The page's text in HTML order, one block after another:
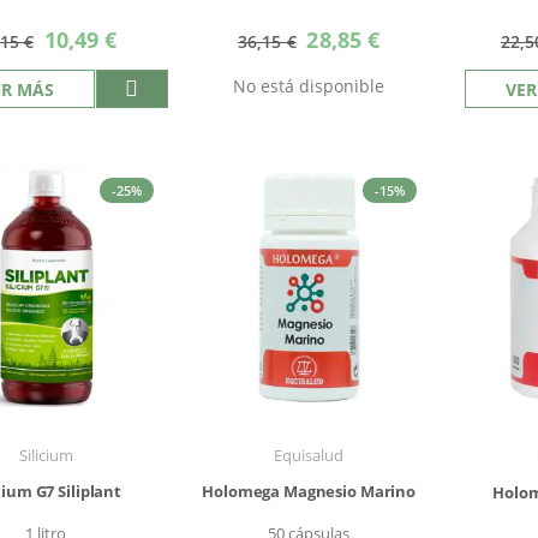
€ Precio
especial
10,49 €
MÁS
36,15 € Precio
especial
28,85 €
No está disponible
-25%
Silicium
G7 Siliplant
1 litro
-15%
Equisalud
Holomega Magnesio Marino
50 cápsulas